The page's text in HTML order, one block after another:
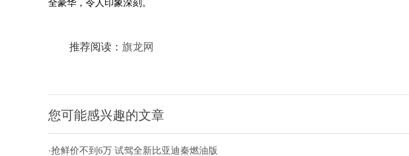
全豪华，令人印象深刻。
推荐阅读： 旗龙网
您可能感兴趣的文章
·抢鲜价不到6万 试驾全新比亚迪秦燃油版